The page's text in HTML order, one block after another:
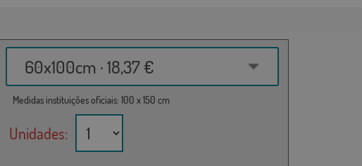
60x100cm · 18,37 €
Medidas instituições oficiais: 100 x 150 cm
Unidades: